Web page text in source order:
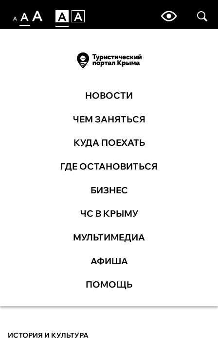
НОВОСТИ
ЧЕМ ЗАНЯТЬСЯ
КУДА ПОЕХАТЬ
ГДЕ ОСТАНОВИТЬСЯ
БИЗНЕС
ЧС В КРЫМУ
МУЛЬТИМЕДИА
АФИША
ПОМОЩЬ
ИСТОРИЯ И КУЛЬТУРА